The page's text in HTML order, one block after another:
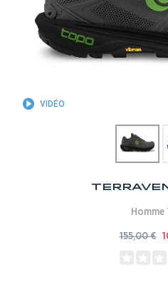
VIDÉO
Homme
155,00€